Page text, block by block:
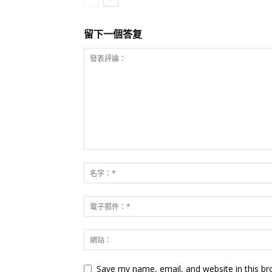
留下一個答复
Save my name, email, and website in this